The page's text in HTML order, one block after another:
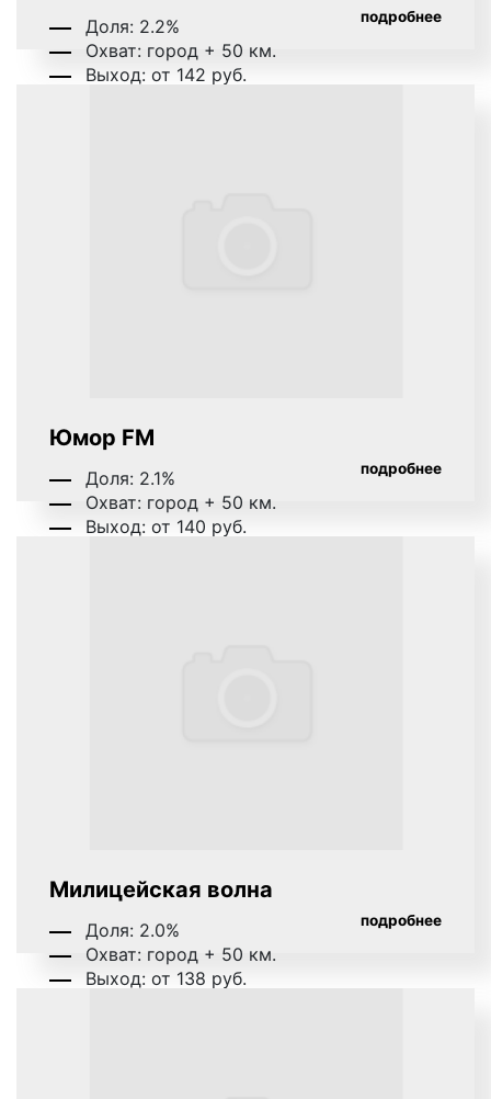
Доля: 2.2%
Охват: город + 50 км.
Выход: от 142 руб.
подробнее
Юмор FM
Доля: 2.1%
Охват: город + 50 км.
Выход: от 140 руб.
подробнее
Милицейская волна
Доля: 2.0%
Охват: город + 50 км.
Выход: от 138 руб.
подробнее